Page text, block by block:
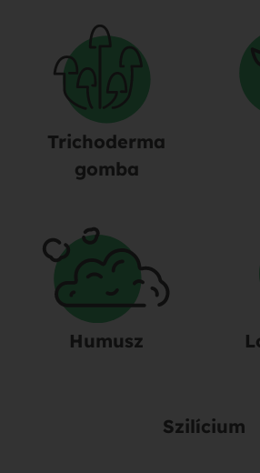
Trichoderma
gomba
Humusz
Szilícium